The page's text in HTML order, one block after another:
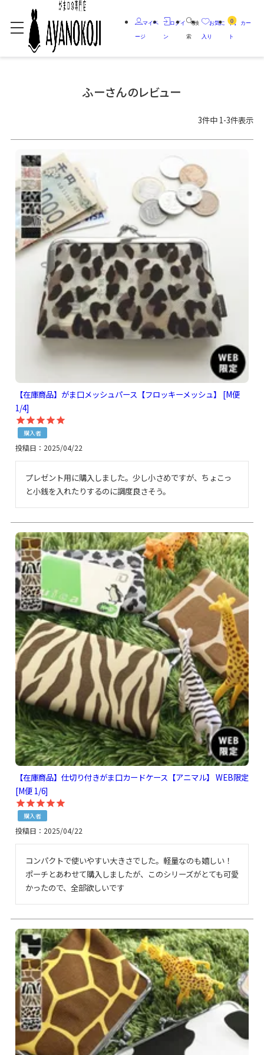
マイペ
ージ
ログイ
ン
検
索
お気に
入り
0 カー
ト
ふーさんのレビュー
3件中 1-3件表示
【在庫商品】がま口メッシュパース【フロッキーメッシュ】 [M便
1/4]
購入者
投稿日 2025/04/22
プレゼント用に購入しました。少し小さめですが、ちょこっ
と小銭を入れたりするのに調度良さそう。
【在庫商品】仕切り付きがま口カードケース【アニマル】 WEB限定
[M便 1/6]
購入者
投稿日 2025/04/22
コンパクトで使いやすい大きさでした。軽量なのも嬉しい！
ポーチとあわせて購入しましたが、このシリーズがとても可愛
かったので、全部欲しいです